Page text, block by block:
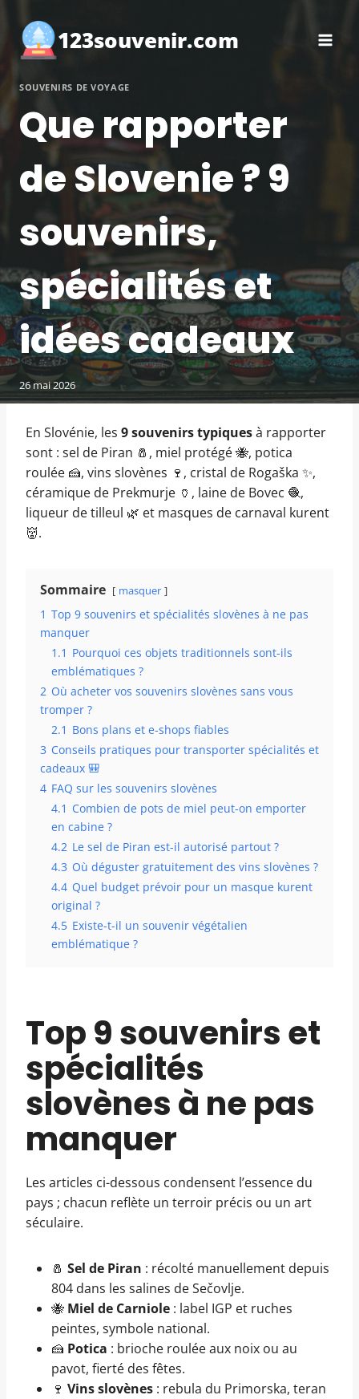
contenu 123souvenir.com
SOUVENIRS DE VOYAGE
Que rapporter
de Slovenie ? 9
souvenirs,
spécialités et
idées cadeaux
26 mai 2026
En Slovénie, les 9 souvenirs typiquesà rapporter
sont : sel de Piran 🧂, miel protégé 🐝, potica
roulée 🍰, vins slovènes 🍷, cristal de Rogaška ✨,
céramique de Prekmurje 🏺, laine de Bovec 🧶,
liqueur de tilleul 🌿 et masques de carnaval kurent
👹.
Sommaire masquer
1 Top 9 souvenirs et spécialités slovènes à ne pas
manquer
1.1 Pourquoi ces objets traditionnels sont-ils
emblématiques ?
2 Où acheter vos souvenirs slovènes sans vous
tromper ?
2.1 Bons plans et e-shops fiables
3 Conseils pratiques pour transporter spécialités et
cadeaux 🎒
4 FAQ sur les souvenirs slovènes
4.1 Combien de pots de miel peut-on emporter
en cabine ?
4.2 Le sel de Piran est-il autorisé partout ?
4.3 Où déguster gratuitement des vins slovènes ?
4.4 Quel budget prévoir pour un masque kurent
original ?
4.5 Existe-t-il un souvenir végétalien
emblématique ?
Top 9 souvenirs et
spécialités
slovènes à ne pas
manquer
Les articles ci-dessous condensent l’essence du
pays ; chacun reflète un terroir précis ou un art
séculaire.
🧂 Sel de Piran : récolté manuellement depuis
804 dans les salines de Sečovlje.
🐝 Miel de Carniole : label IGP et ruches
peintes, symbole national.
🍰 Potica : brioche roulée aux noix ou au
pavot, fierté des fêtes.
🍷 Vins slovènes : rebula du Primorska, teran